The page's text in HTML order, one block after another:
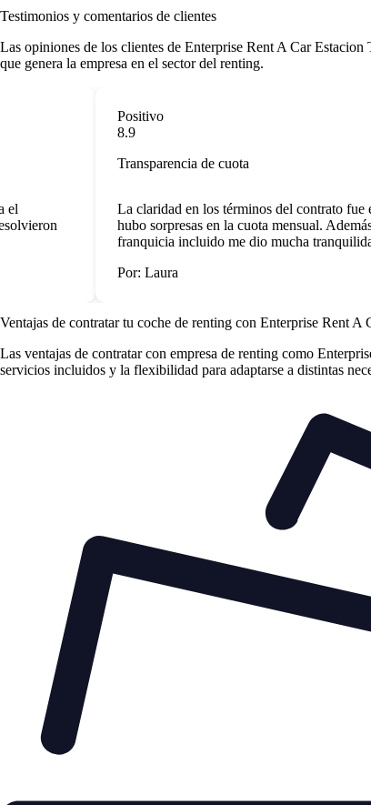
Testimonios y comentarios de clientes
Las opiniones de los clientes de Enterprise Rent A Car
que genera la empresa en el sector del renting.
Positivo
8.9
Transparencia de cuota
La claridad en los términos del contrato fue
hubo sorpresas en la cuota mensual. Además,
franquicia incluido me dio mucha tranquilidad.
Por: Laura
Ventajas de contratar tu coche de renting con Enterprise Rent A
Las ventajas de contratar con empresa de renting como
servicios incluidos y la flexibilidad para adaptarse a distintas